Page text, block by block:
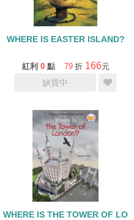
WHERE IS EASTER ISLAND?
紅利 0 點 79 折 166元
缺貨中
WHERE IS THE TOWER OF